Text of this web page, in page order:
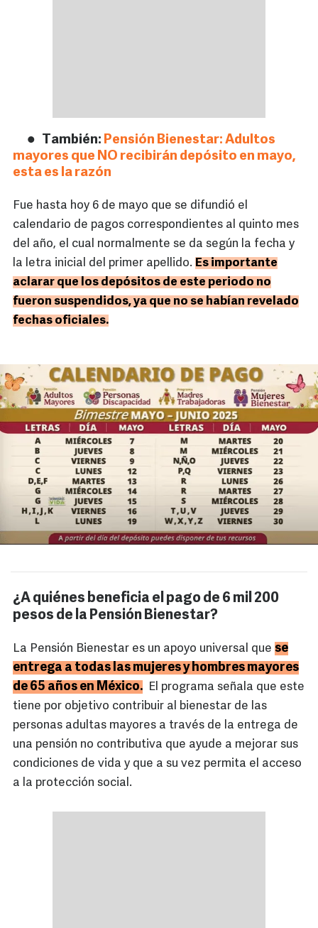
También: Pensión Bienestar: Adultos
mayores que NO recibirán depósito en mayo,
esta es la razón
Fue hasta hoy 6 de mayo que se difundió el
calendario de pagos correspondientes al quinto mes
del año, el cual normalmente se da según la fecha y
la letra inicial del primer apellido. Es importante
aclarar que los depósitos de este periodo no
fueron suspendidos, ya que no se habían revelado
fechas oficiales.
¿A quiénes beneficia el pago de 6 mil 200
pesos de la Pensión Bienestar?
La Pensión Bienestar es un apoyo universal que se
entrega a todas las mujeres y hombres mayores
de 65 años en México. El programa señala que este
tiene por objetivo contribuir al bienestar de las
personas adultas mayores a través de la entrega de
una pensión no contributiva que ayude a mejorar sus
condiciones de vida y que a su vez permita el acceso
a la protección social.